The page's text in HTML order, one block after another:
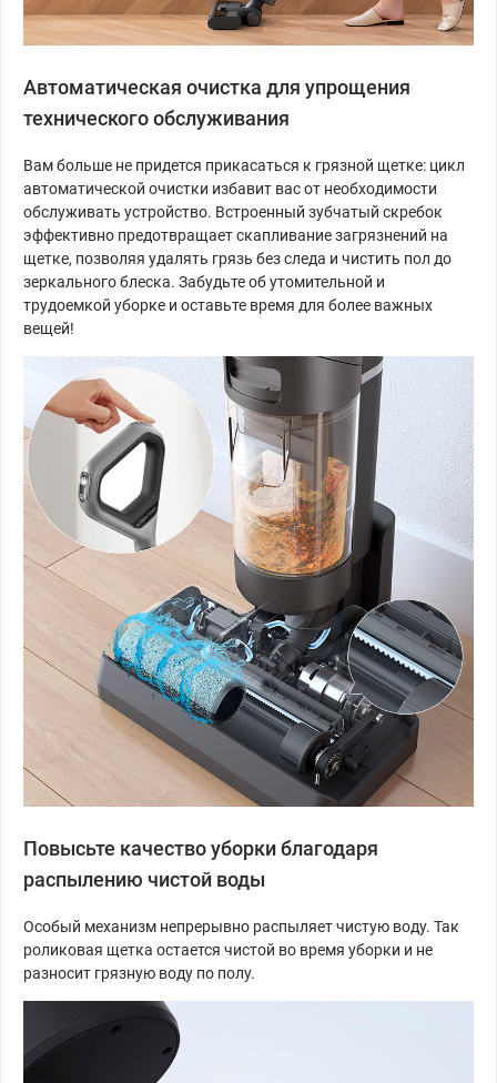
Автоматическая очистка для упрощения
технического обслуживания
Вам больше не придется прикасаться к грязной щетке: цикл
автоматической очистки избавит вас от необходимости
обслуживать устройство. Встроенный зубчатый скребок
эффективно предотвращает скапливание загрязнений на
щетке, позволяя удалять грязь без следа и чистить пол до
зеркального блеска. Забудьте об утомительной и
трудоемкой уборке и оставьте время для более важных
вещей!
Повысьте качество уборки благодаря
распылению чистой воды
Особый механизм непрерывно распыляет чистую воду. Так
роликовая щетка остается чистой во время уборки и не
разносит грязную воду по полу.